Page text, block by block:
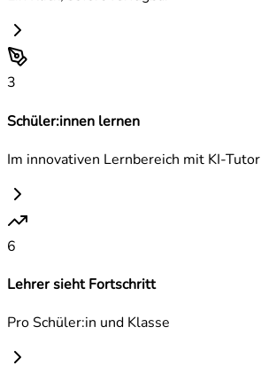
3
Schüler:innen lernen
Im innovativen Lernbereich mit KI-Tutor
6
Lehrer sieht Fortschritt
Pro Schüler:in und Klasse